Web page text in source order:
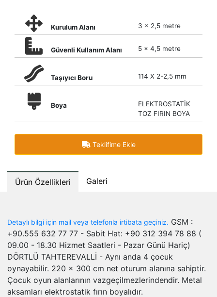
Kurulum Alanı 3 x 2,5 metre
Güvenli Kullanım Alanı 5 x 4,5 metre
Taşıyıcı Boru 114 X 2-2,5 mm
Boya
ELEKTROSTATİK
TOZ FIRIN BOYA
Teklifime Ekle
Ürün Özellikleri Galeri
Detaylı bilgi için mail veya telefonla irtibata geçiniz. GSM :
+90.555 632 77 77 - Sabit Hat: +90 312 394 78 88 (
09.00 - 18.30 Hizmet Saatleri - Pazar Günü Hariç)
DÖRTLÜ TAHTEREVALLİ - Aynı anda 4 çocuk
oynayabilir. 220 x 300 cm net oturum alanına sahiptir.
Çocuk oyun alanlarının vazgeçilmezlerindendir. Metal
aksamları elektrostatik fırın boyalıdır.